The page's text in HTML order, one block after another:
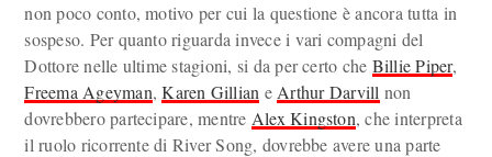
non poco conto, motivo per cui la questione è ancora tutta in
sospeso. Per quanto riguarda invece i vari compagni del
Dottore nelle ultime stagioni, si da per certo che Billie Piper,
Freema Ageyman,Karen Gillian e Arthur Darvill non
dovrebbero partecipare, mentre Alex Kingston, che interpreta
il ruolo ricorrente di River Song, dovrebbe avere una parte